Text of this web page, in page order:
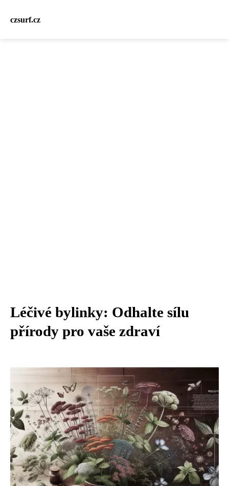
czsurf.cz
Léčivé bylinky: Odhalte sílu
přírody pro vaše zdraví